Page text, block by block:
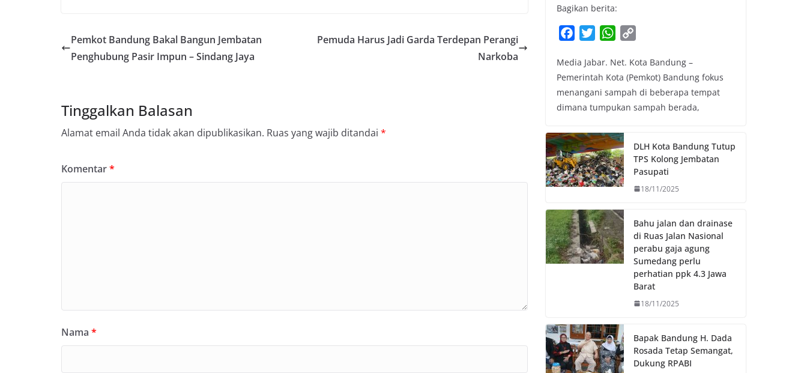
Pemkot Bandung Bakal Bangun Jembatan
Penghubung Pasir Impun – Sindang Jaya
Pemuda Harus Jadi Garda Terdepan Perangi
Narkoba
Tinggalkan Balasan
Alamat email Anda tidak akan dipublikasikan. Ruas yang wajib ditandai *
Komentar*
Nama *
Bagikan berita:
c
e
b
o
k
i
t
t
e
W
a
t
s
A
p
p
y
L
i
k
Media Jabar. Net. Kota Bandung –
Pemerintah Kota (Pemkot) Bandung fokus
menangani sampah di beberapa tempat
dimana tumpukan sampah berada,
DLH Kota Bandung Tutup
TPS Kolong Jembatan
Pasupati
18/11/2025
Bahu jalan dan drainase
di Ruas Jalan Nasional
perabu gaja agung
Sumedang perlu
perhatian ppk 4.3 Jawa
Barat
18/11/2025
Bapak Bandung H. Dada
Rosada Tetap Semangat,
Dukung RPABI